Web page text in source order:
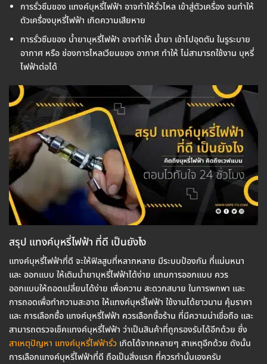
การรั่วซึมของ แทงค์บุหรี่ไฟฟ้า อาจทำให้รั่วไหล เข้าสู่ตัวเครื่อง จนทำให้
ตัวเครื่องบุหรี่ไฟฟ้า เกิดความเสียหาย
การรั่วซึมของ น้ำยาบุหรี่ไฟฟ้า อาจทำให้ น้ำยา เข้าไปอุดตัน ในรูระบาย
อากาศ หรือ ช่องการไหลเวียนของ อากาศ ทำให้ ไม่สามารถใช้งาน บุหรี่
ไฟฟ้าต่อได้
สรุป แทงค์บุหรี่ไฟฟ้า ที่ดี เป็นยังไง
แทงค์บุหรี่ไฟฟ้าที่ดี จะให้ฟิลสูบที่หลากหลาย มีระบบป้องกัน ที่แน่นหนา
และ ออกแบบ ให้เติมน้ำยาบุหรี่ไฟฟ้าได้ง่าย แถมการออกแบบ ควร
ออกแบบให้ถอดเปลี่ยนได้ง่าย เพื่อความ สะดวกสบาย ในการพกพา และ
การถอดเพื่อทำความสะอาด ให้แทงค์บุหรี่ไฟฟ้า ใช้งานได้ยาวนาน คุ้มราคา
และ การเลือกซื้อ แทงค์บุหรี่ไฟฟ้า ควรเลือกซื้อร้าน ที่มีความน่าเชื่อถือ และ
สามารถตรวจเช็คแทงค์บุหรี่ไฟฟ้า ว่าเป็นสินค้าที่ถูกรองรับได้อีกด้วย ซึ่ง
สาเหตุปัญหา แทงค์บุหรี่ไฟฟ้ารั่ว เกิดได้จากหลายๆ สาเหตุอีกด้วย ดังนั้น
การเลือกแทงค์บุหรี่ไฟฟ้าที่ดี ถือเป็นสิ่งแรก ที่ควรทำนั้นเองครับ